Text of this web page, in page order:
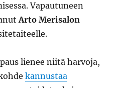
Vapautuneen
Arto Merisalon
lienee niitä harvoja,
kannustaa